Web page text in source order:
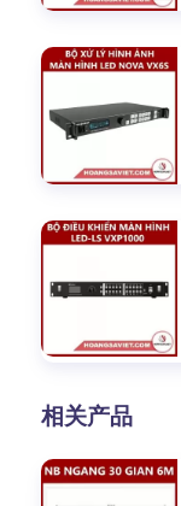
相关产品